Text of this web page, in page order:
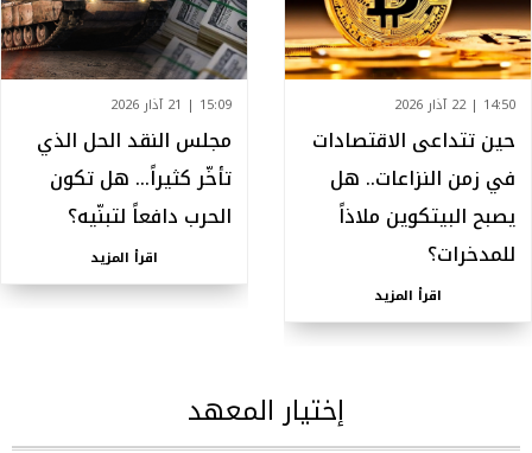
14:50 | 22 آذار 2026
حين تتداعى الاقتصادات
في زمن النزاعات.. هل
يصبح البيتكوين ملاذاً
للمدخرات؟
اقرأ المزيد
15:09 | 21 آذار 2026
مجلس النقد الحل الذي
تأخّر كثيراً… هل تكون
الحرب دافعاً لتبنّيه؟
اقرأ المزيد
إختيار المعهد